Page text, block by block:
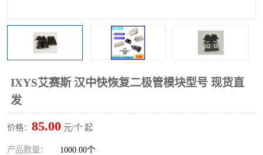
IXYS艾赛斯 汉中快恢复二极管模块型号 现货直
发
价格： 85.00 元/个 起
产品数量： 1000.00个